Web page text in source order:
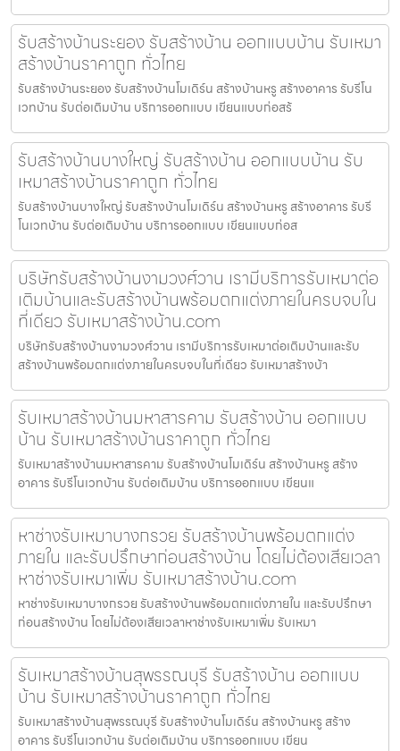
รับสร้างบ้านระยอง รับสร้างบ้าน ออกแบบบ้าน รับเหมา
สร้างบ้านราคาถูก ทั่วไทย
รับสร้างบ้านระยอง รับสร้างบ้านโมเดิร์น สร้างบ้านหรู สร้างอาคาร รับรีโน
เวทบ้าน รับต่อเติมบ้าน บริการออกแบบ เขียนแบบก่อสร้
รับสร้างบ้านบางใหญ่ รับสร้างบ้าน ออกแบบบ้าน รับ
เหมาสร้างบ้านราคาถูก ทั่วไทย
รับสร้างบ้านบางใหญ่ รับสร้างบ้านโมเดิร์น สร้างบ้านหรู สร้างอาคาร รับรี
โนเวทบ้าน รับต่อเติมบ้าน บริการออกแบบ เขียนแบบก่อส
บริษัทรับสร้างบ้านงามวงศ์วาน เรามีบริการรับเหมาต่อ
เติมบ้านและรับสร้างบ้านพร้อมตกแต่งภายในครบจบใน
ที่เดียว รับเหมาสร้างบ้าน.com
บริษัทรับสร้างบ้านงามวงศ์วาน เรามีบริการรับเหมาต่อเติมบ้านและรับ
สร้างบ้านพร้อมตกแต่งภายในครบจบในที่เดียว รับเหมาสร้างบ้า
รับเหมาสร้างบ้านมหาสารคาม รับสร้างบ้าน ออกแบบ
บ้าน รับเหมาสร้างบ้านราคาถูก ทั่วไทย
รับเหมาสร้างบ้านมหาสารคาม รับสร้างบ้านโมเดิร์น สร้างบ้านหรู สร้าง
อาคาร รับรีโนเวทบ้าน รับต่อเติมบ้าน บริการออกแบบ เขียนแ
หาช่างรับเหมาบางกรวย รับสร้างบ้านพร้อมตกแต่ง
ภายใน และรับปรึกษาก่อนสร้างบ้าน โดยไม่ต้องเสียเวลา
หาช่างรับเหมาเพิ่ม รับเหมาสร้างบ้าน.com
หาช่างรับเหมาบางกรวย รับสร้างบ้านพร้อมตกแต่งภายใน และรับปรึกษา
ก่อนสร้างบ้าน โดยไม่ต้องเสียเวลาหาช่างรับเหมาเพิ่ม รับเหมา
รับเหมาสร้างบ้านสุพรรณบุรี รับสร้างบ้าน ออกแบบ
บ้าน รับเหมาสร้างบ้านราคาถูก ทั่วไทย
รับเหมาสร้างบ้านสุพรรณบุรี รับสร้างบ้านโมเดิร์น สร้างบ้านหรู สร้าง
อาคาร รับรีโนเวทบ้าน รับต่อเติมบ้าน บริการออกแบบ เขียน